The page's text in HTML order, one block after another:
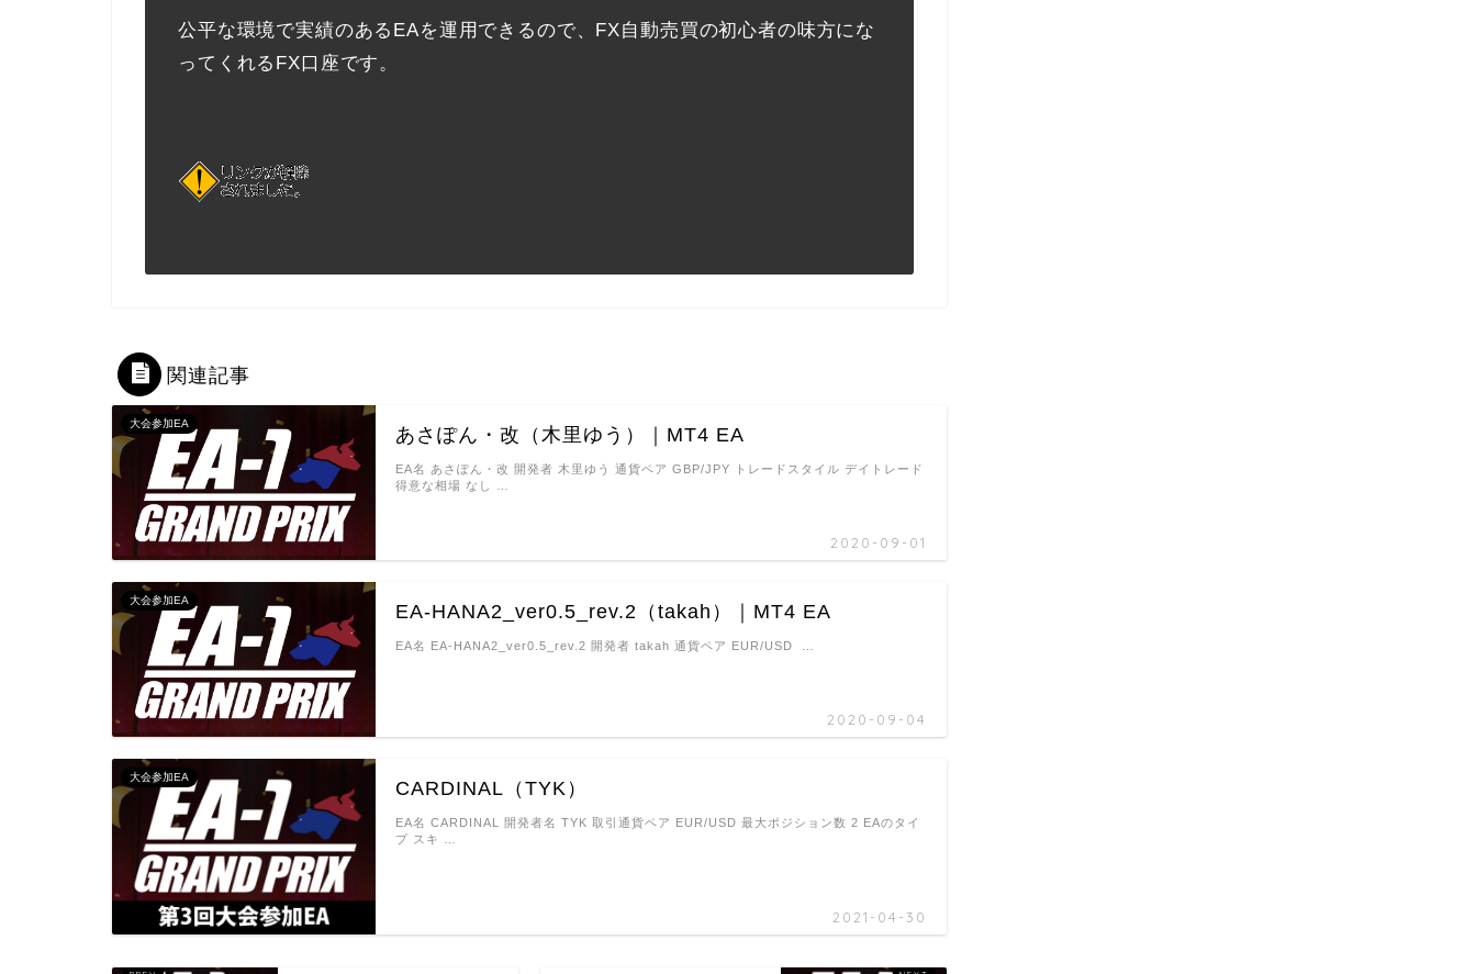
公平な環境で実績のあるEAを運用できるので、FX自動売買の初心者の味方にな
ってくれるFX口座です。
関連記事
大会参加EA
あさぽん・改（木里ゆう）｜MT4 EA
2020-09-01
EA名 あさぽん・改 開発者 木里ゆう 通貨ペア GBP/JPY トレードスタイル デイトレード
得意な相場 なし …
大会参加EA
EA-HANA2_ver0.5_rev.2（takah）｜MT4 EA
2020-09-04
EA名 EA-HANA2_ver0.5_rev.2 開発者 takah 通貨ペア EUR/USD …
大会参加EA
CARDINAL（TYK）
2021-04-30
EA名 CARDINAL 開発者名 TYK 取引通貨ペア EUR/USD 最大ポジション数 2 EAのタイ
プ スキ …